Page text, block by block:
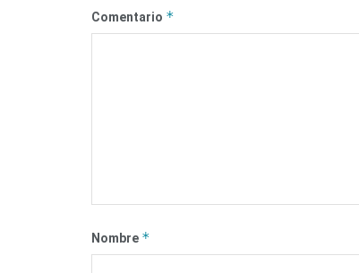
Comentario *
Nombre *